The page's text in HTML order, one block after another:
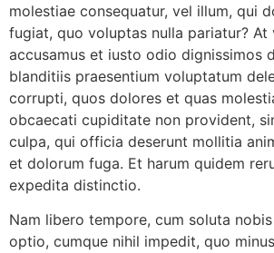
molestiae consequatur, vel illum, qui
fugiat, quo voluptas nulla pariatur? At
accusamus et iusto odio dignissimos
blanditiis praesentium voluptatum
corrupti, quos dolores et quas
obcaecati cupiditate non provident,
culpa, qui officia deserunt mollitia
et dolorum fuga. Et harum quidem
expedita distinctio.
Nam libero tempore, cum soluta
optio, cumque nihil impedit, quo